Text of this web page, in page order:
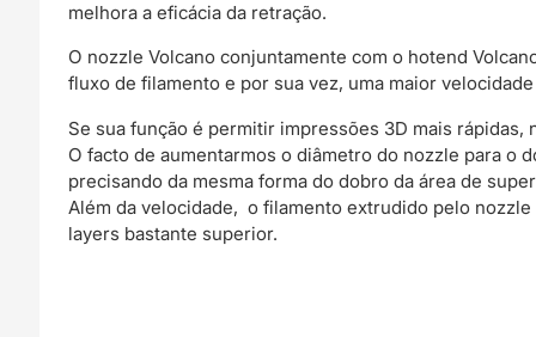
melhora a eficácia da retração.
O nozzle Volcano conjuntamente com o hotend
fluxo de filamento e por sua vez, uma maior
Se sua função é permitir impressões 3D mais
O facto de aumentarmos o diâmetro do nozzle para o
precisando da mesma forma do dobro da área de
Além da velocidade, o filamento extrudido pelo
layers bastante superior.